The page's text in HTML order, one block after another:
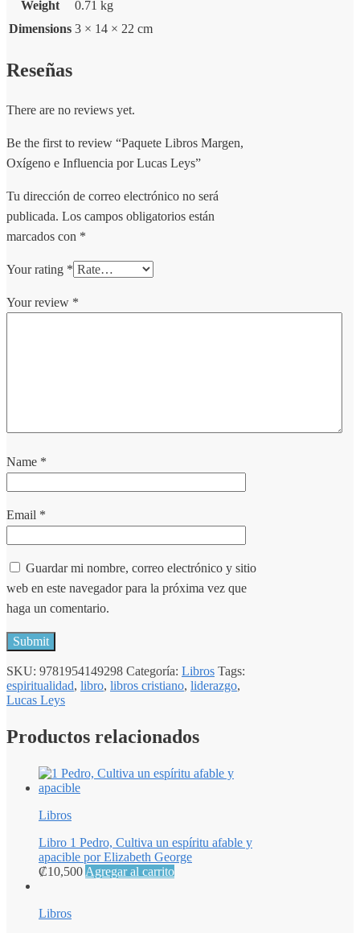
Weight
0.71 kg
Dimensions 3 × 14 × 22 cm
Reseñas
There are no reviews yet.
Be the first to review “Paquete Libros Margen,
Oxígeno e Influencia por Lucas Leys”
Tu dirección de correo electrónico no será
publicada. Los campos obligatorios están
marcados con *
Your rating *
Your review *
Name *
Email *
Guardar mi nombre, correo electrónico y sitio
web en este navegador para la próxima vez que
haga un comentario.
SKU: 9781954149298 Categoría: Libros Tags:
espiritualidad, libro, libros cristiano, liderazgo,
Lucas Leys
Productos relacionados
Libros
Libro 1 Pedro, Cultiva un espíritu afable y
apacible por Elizabeth George
₡10,500 Agregar al carrito
Libros